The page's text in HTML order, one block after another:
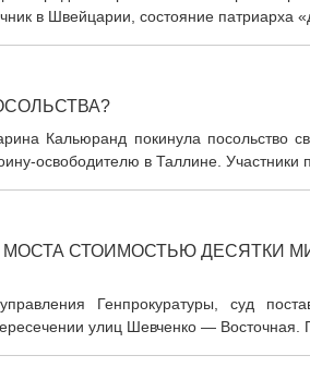
в Швейцарии, состояние патриарха
Кальюранд покинула посольство
освободителю в Таллине. Участники
СТОИМОСТЬЮ ДЕСЯТКИ
Генпрокуратуры, суд
улиц Шевченко — Восточная.